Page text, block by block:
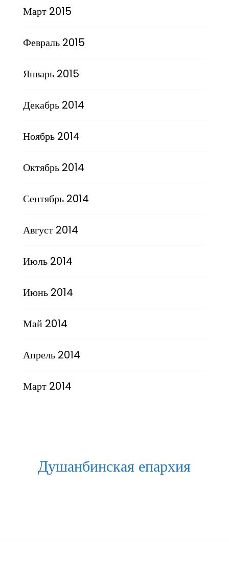
Март 2015
Февраль 2015
Январь 2015
Декабрь 2014
Ноябрь 2014
Октябрь 2014
Сентябрь 2014
Август 2014
Июль 2014
Июнь 2014
Май 2014
Апрель 2014
Март 2014
Душанбинская епархия